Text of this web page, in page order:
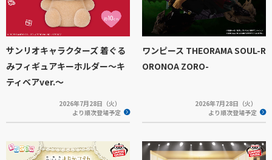
サンリオキャラクターズ 着ぐる
みフィギュアキーホルダー～キ
ティベアver.～
2026年7月28日（火）
より順次登場予定
ワンピース THEORAMA SOUL-R
ORONOA ZORO-
2026年7月28日（火）
より順次登場予定